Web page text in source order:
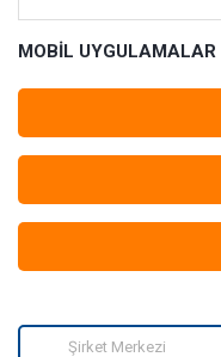
MOBİL UYGULAMALAR
Şirket Merkezi